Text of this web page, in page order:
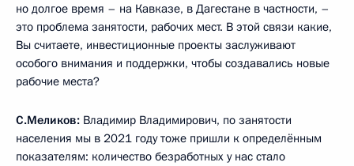
но долгое время – на Кавказе, в Дагестане в частности, –
это проблема занятости, рабочих мест. В этой связи какие,
Вы считаете, инвестиционные проекты заслуживают
особого внимания и поддержки, чтобы создавались новые
рабочие места?
С.Меликов: Владимир Владимирович, по занятости
населения мы в 2021 году тоже пришли к определённым
показателям: количество безработных у нас стало